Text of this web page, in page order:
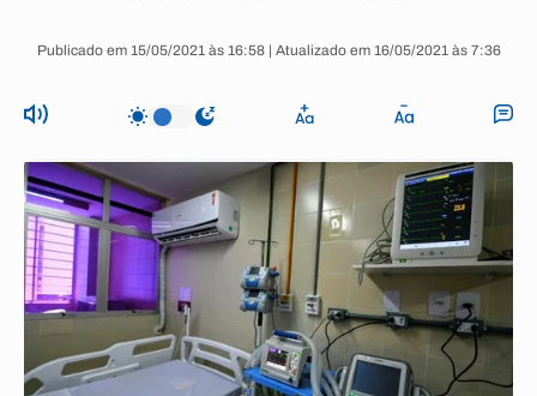
Publicado em 15/05/2021 às 16:58 | Atualizado em 16/05/2021 às 7:36